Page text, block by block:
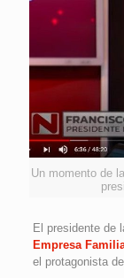
Un momento de
El presidente de
Empresa
el protagonista